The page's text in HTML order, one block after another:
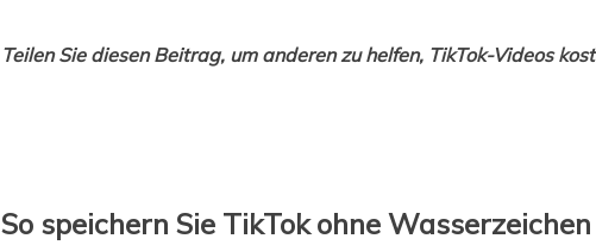
Teilen Sie diesen Beitrag, um anderen zu helfen, TikTok-Videos
So speichern Sie TikTok ohne